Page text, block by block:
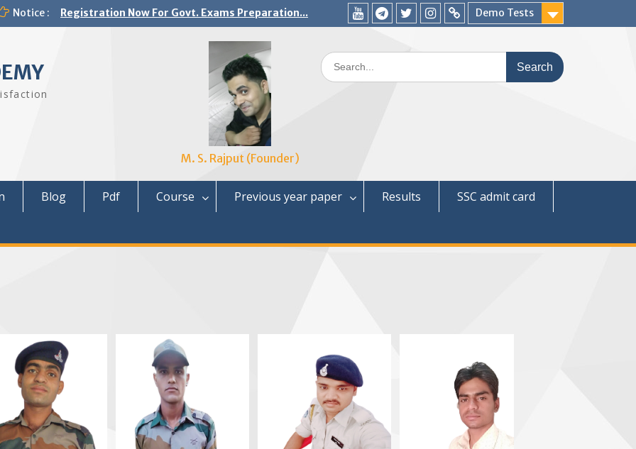
Notice : Registration Now For Govt. Exams Preparation...
Demo Tests
YouTubeTelegram
TwitterInstagram
WhatsApp
Search
for:
M. S. Rajput (Founder)
Blog Pdf Course Previous year paper Results
SSC admit card